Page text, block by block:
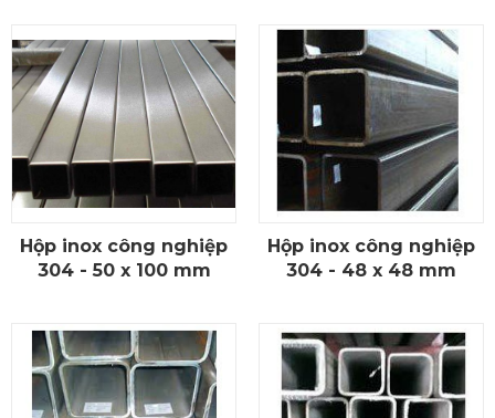
CHI TIẾT
Hộp inox công nghiệp
304 - 50 x 100 mm
CHI TIẾT
Hộp inox công nghiệp
304 - 48 x 48 mm